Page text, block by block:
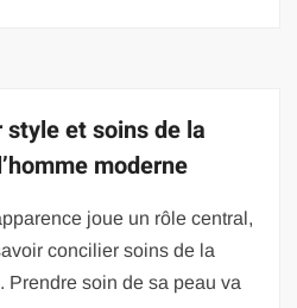
et soins de la
moderne
joue un rôle central,
concilier soins de la
Prendre soin de sa peau va